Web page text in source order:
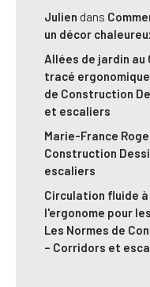
Julien dans
un décor
Allées de jardin au
tracé
de Construction
et escaliers
Marie-France
Construction
escaliers
Circulation fluide à
l'ergonome pour
Les Normes de
– Corridors et